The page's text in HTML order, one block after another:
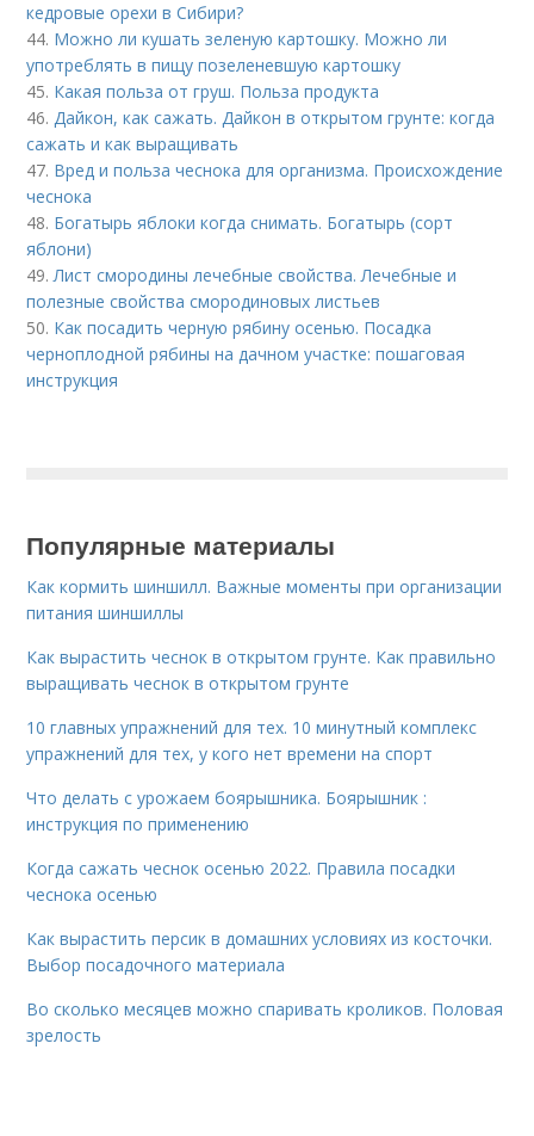
кедровые орехи в Сибири?
44. Можно ли кушать зеленую картошку. Можно ли
употреблять в пищу позеленевшую картошку
45. Какая польза от груш. Польза продукта
46.Дайкон, как сажать. Дайкон в открытом грунте: когда
сажать и как выращивать
47. Вред и польза чеснока для организма. Происхождение
чеснока
48. Богатырь яблоки когда снимать. Богатырь (сорт
яблони)
49.Лист смородины лечебные свойства. Лечебные и
полезные свойства смородиновых листьев
50. Как посадить черную рябину осенью. Посадка
черноплодной рябины на дачном участке: пошаговая
инструкция
Популярные материалы
Как кормить шиншилл. Важные моменты при организации
питания шиншиллы
Как вырастить чеснок в открытом грунте. Как правильно
выращивать чеснок в открытом грунте
10 главных упражнений для тех. 10 минутный комплекс
упражнений для тех, у кого нет времени на спорт
Что делать с урожаем боярышника. Боярышник :
инструкция по применению
Когда сажать чеснок осенью 2022. Правила посадки
чеснока осенью
Как вырастить персик в домашних условиях из косточки.
Выбор посадочного материала
Во сколько месяцев можно спаривать кроликов. Половая
зрелость